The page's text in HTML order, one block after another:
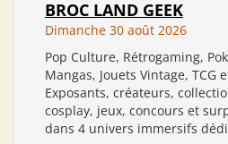
BROC LAND GEEK
Dimanche 30 août 2026
Pop Culture, Rétrogaming,
Mangas, Jouets Vintage, TCG
Exposants, créateurs,
cosplay, jeux, concours et
dans 4 univers immersifs